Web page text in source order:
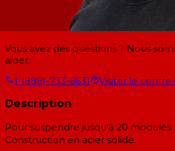
Vous avez des questions ? Nous
aider.
1-(888)-733-6631
Visiter le centre
Description
Pour suspendre jusqu'à 20 modules
Construction en acier solide